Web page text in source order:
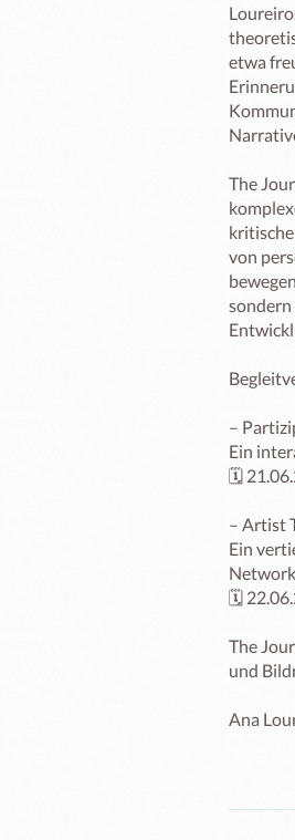
etwa
The
von
–
Ein
🗓
– Artist
Ein
🗓
The
und
Ana